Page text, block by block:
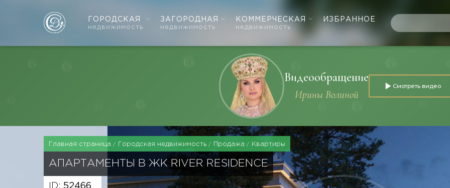
ГОРОДСКАЯ
недвижимость
ЗАГОРОДНАЯ
недвижимость
КОММЕРЧЕСКАЯ
недвижимость
ИЗБРАННОЕ
Видеообращение
Ирины Волиной
Смотреть видео
Главная страница Городская недвижимость Продажа Квартиры
АПАРТАМЕНТЫ В ЖК RIVER RESIDENCE
ID: 52466